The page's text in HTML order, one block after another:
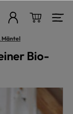
Mäntel
Bio-